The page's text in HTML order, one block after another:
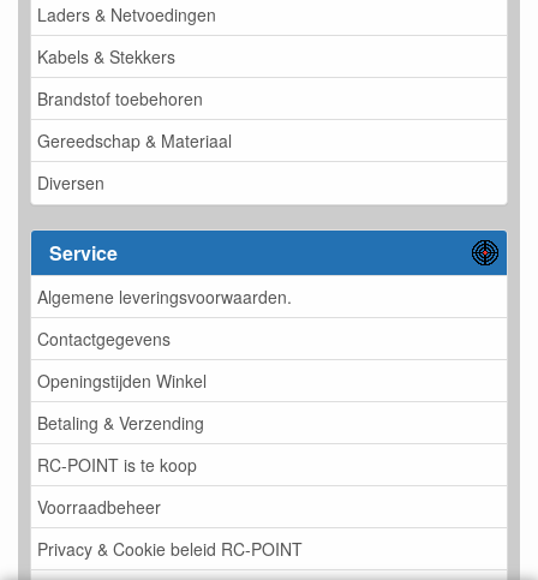
Laders & Netvoedingen
Kabels & Stekkers
Brandstof toebehoren
Gereedschap & Materiaal
Diversen
Service
Algemene leveringsvoorwaarden.
Contactgegevens
Openingstijden Winkel
Betaling & Verzending
RC-POINT is te koop
Voorraadbeheer
Privacy & Cookie beleid RC-POINT